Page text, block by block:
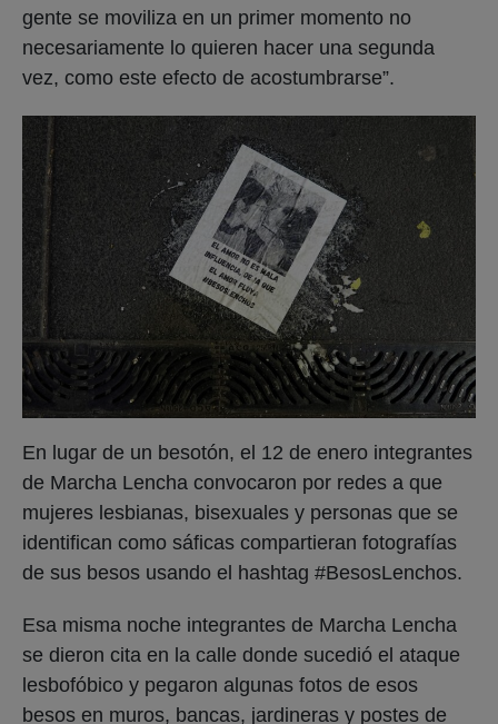
gente se moviliza en un primer momento no
necesariamente lo quieren hacer una segunda
vez, como este efecto de acostumbrarse”.
En lugar de un besotón, el 12 de enero integrantes
de Marcha Lencha convocaron por redes a que
mujeres lesbianas, bisexuales y personas que se
identifican como sáficas compartieran fotografías
de sus besos usando el hashtag #BesosLenchos.
Esa misma noche integrantes de Marcha Lencha
se dieron cita en la calle donde sucedió el ataque
lesbofóbico y pegaron algunas fotos de esos
besos en muros, bancas, jardineras y postes de